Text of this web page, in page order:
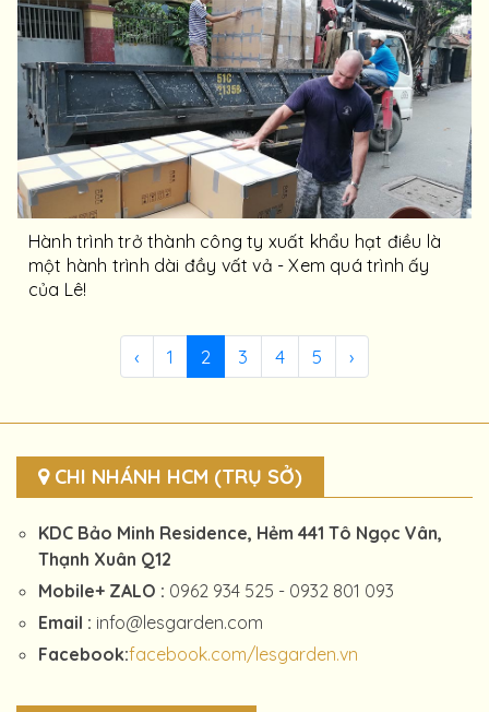
Hành trình trở thành công ty xuất khẩu hạt điều là
một hành trình dài đầy vất vả - Xem quá trình ấy
của Lê!
‹ 1 2 3 4 5 ›
CHI NHÁNH HCM (TRỤ SỞ)
KDC Bảo Minh Residence, Hẻm 441 Tô Ngọc Vân,
Thạnh Xuân Q12
Mobile+ ZALO : 0962 934 525 - 0932 801 093
Email : info@lesgarden.com
Facebook:facebook.com/lesgarden.vn